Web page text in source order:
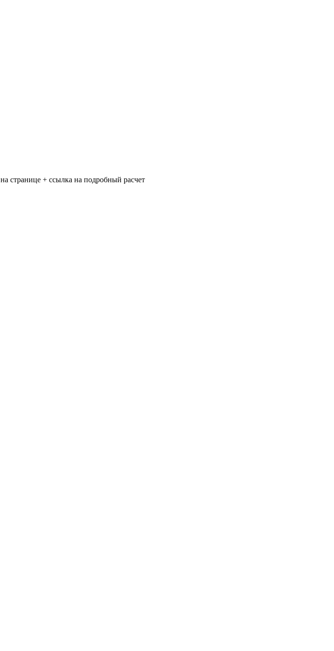
странице + ссылка на подробный расчет